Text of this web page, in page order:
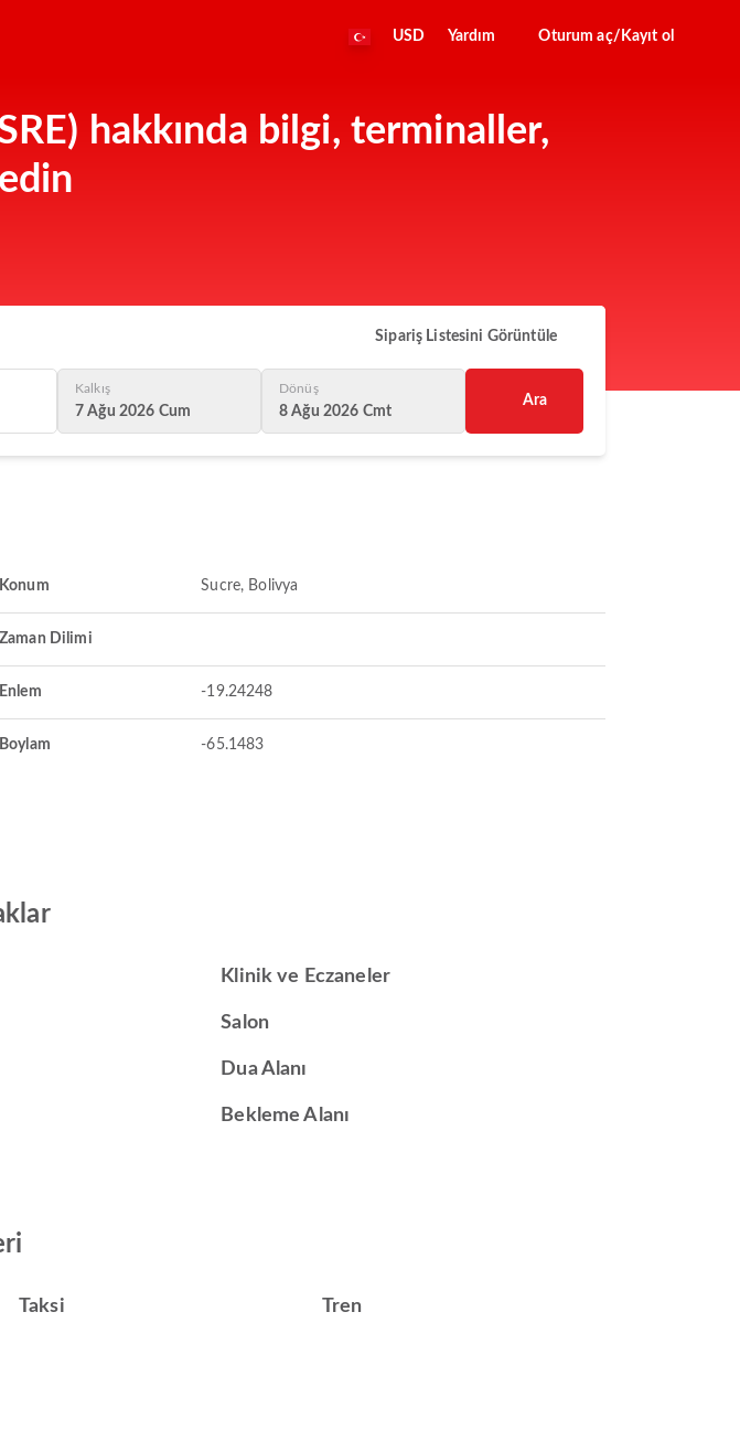
USD Yardım Oturum aç/Kayıt ol
hakkında bilgi, terminaller,
Sipariş Listesini Görüntüle
Kalkış
7 Ağu 2026 Cum
Dönüş
8 Ağu 2026 Cmt
Ara
Konum Sucre, Bolivya
Zaman Dilimi
Enlem -19.24248
Boylam -65.1483
Klinik ve Eczaneler
Salon
Dua Alanı
Bekleme Alanı
Taksi Tren